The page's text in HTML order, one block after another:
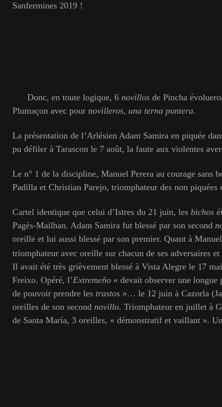
Sanfermines 2019 !
Donc, en toute logique, 6 novillos de Pincha
Plumaçon avec pour novilleros, una terna puntera.
La présentation de l’Arlésien Adam Samira en piquée
pu défiler à Tarascon le 7 août, la faute aux violentes
Le n° 1 de la discipline, Manuel Perera au courage sans
Padilla et Christian Parejo, triomphateur des non piquées
Cartel identique que celui d’Istres du 21 juin, les bichos
Pagés-Mailhan. Adam Samira fut blessé par son second
oreille et lui aussi blessé par son premier. Quant à
triomphateur avec oreille sur chacun de ses adversaires
Il avait été très grièvement blessé à Vista Alegre le 17
Freixo. Opéré, l’Extremeño « devait observer une longue
de pouvoir prendre les trastos »… le 12 juin à Cazorla
oreilles de son second novillo. Triomphateur en juillet à
de Santa María, 3 oreilles, « démonstratif et vaillant ».